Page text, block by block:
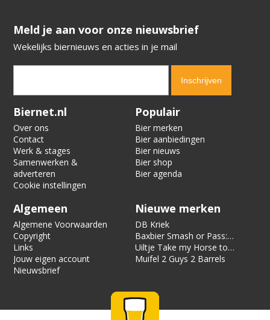
​​​​​​​Meld je aan voor onze nieuwsbrief
Wekelijks biernieuws en acties in je mail
Verification code:
Biernet.nl
Over ons
Contact
Werk & stages
Samenwerken &
adverteren
Cookie instellingen
Populair
Bier merken
Bier aanbiedingen
Bier nieuws
Bier shop
Bier agenda
Algemeen
Algemene Voorwaarden
Copyright
Links
Jouw eigen account
Nieuwsbrief
Nieuwe merken
DB Kriek
Baxbier Smash or Pass:
Strata
Uiltje Take my Horse to
the Hotel Room
Muifel 2 Guys 2 Barrels